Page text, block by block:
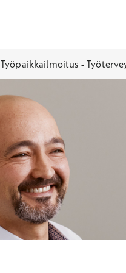
Työpaikkailmoitus -